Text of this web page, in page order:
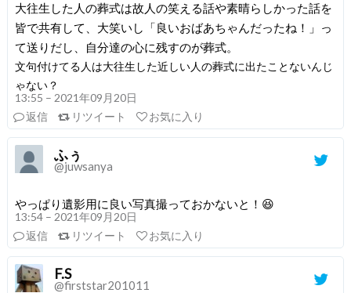
大往生した人の葬式は故人の笑える話や素晴らしかった話を
皆で共有して、大笑いし「良いおばあちゃんだったね！」っ
て送りだし、自分達の心に残すのが葬式。
文句付けてる人は大往生した近しい人の葬式に出たことないんじ
ゃない？
13:55 – 2021年09月20日
返信
リツイート お気に入り
ふぅ
@juwsanya
やっぱり遺影用に良い写真撮っておかないと！😆
13:54 – 2021年09月20日
返信
リツイート お気に入り
F.S
@firststar201011